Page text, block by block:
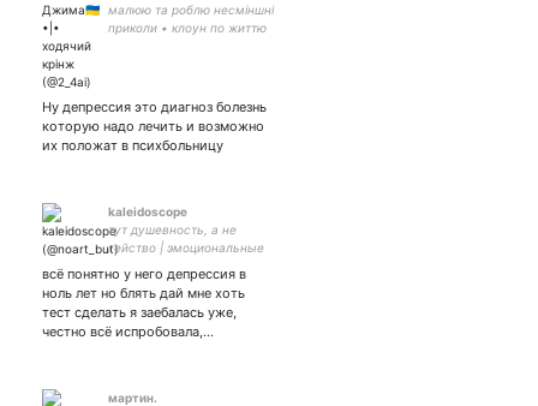
малюю та роблю несміншні
приколи • клоун по життю
Ну депрессия это диагноз болезнь
которую надо лечить и возможно
их положат в психбольницу
kaleidoscope
тут душевность, а не
гейство | эмоциональные
всё понятно у него депрессия в
ноль лет но блять дай мне хоть
тест сделать я заебалась уже,
честно всё испробовала,…
мартин.